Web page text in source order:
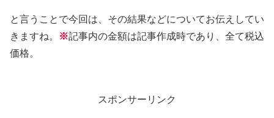
と言うことで今回は、その結果などについてお伝えしてい
きますね。
※記事内の金額は記事作成時であり、全て税込
価格。
スポンサーリンク